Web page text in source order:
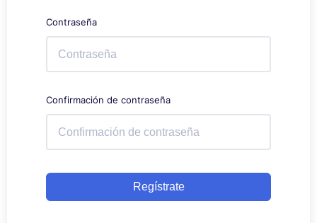
Contraseña
Confirmación de contraseña
Regístrate